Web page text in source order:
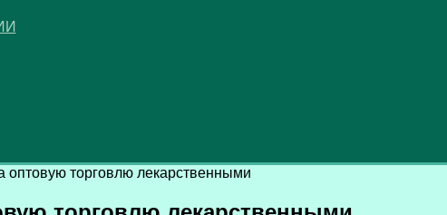
оптовую торговлю лекарственными